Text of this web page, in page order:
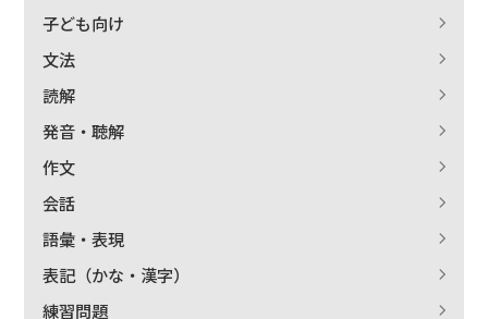
子ども向け
文法
読解
発音・聴解
作文
会話
語彙・表現
表記（かな・漢字）
練習問題